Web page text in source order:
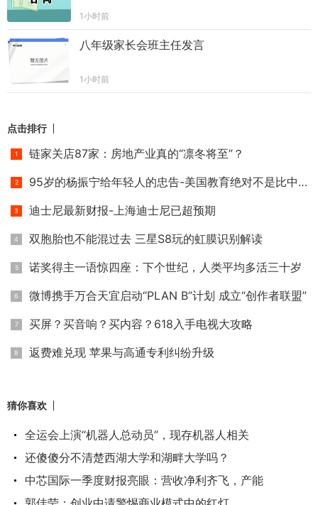
1小时前
八年级家长会班主任发言
1小时前
点击排行
链家关店87家：房地产业真的“凛冬将至”？
95岁的杨振宁给年轻人的忠告-美国教育绝对不是比中国好
迪士尼最新财报-上海迪士尼已超预期
双胞胎也不能混过去 三星S8玩的虹膜识别解读
诺奖得主一语惊四座：下个世纪，人类平均多活三十岁
微博携手万合天宜启动“PLAN B”计划 成立“创作者联盟”
买屏？买音响？买内容？618入手电视大攻略
返费难兑现 苹果与高通专利纠纷升级
猜你喜欢
全运会上演“机器人总动员”，现存机器人相关
还傻傻分不清楚西湖大学和湖畔大学吗？
中芯国际一季度财报亮眼：营收净利齐飞，产能